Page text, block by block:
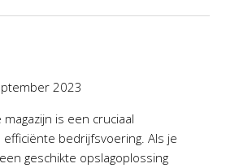
2023
is een cruciaal
bedrijfsvoering. Als je
geschikte opslagoplossing